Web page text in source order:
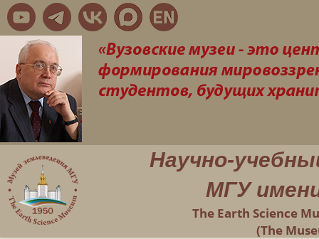
Научно-
МГУ
The Earth Science
(The